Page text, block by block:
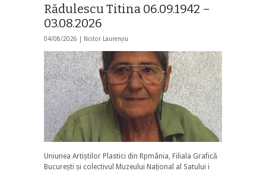
Rădulescu Titina 06.09.1942 –
03.08.2026
04/08/2026 | Nistor Laurențiu
Uniunea Artiștilor Plastici din Rpmânia, Filiala Grafică
București și colectivul Muzeului Național al Satului i